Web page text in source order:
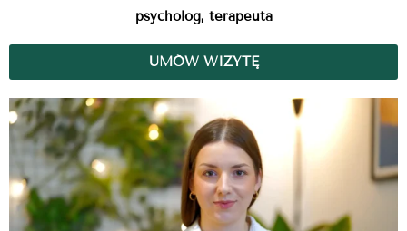
psycholog, terapeuta
UMÓW WIZYTĘ